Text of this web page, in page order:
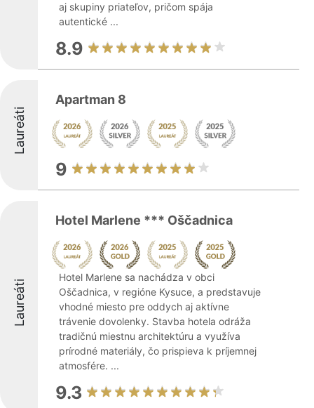
aj skupiny priateľov, pričom spája
autentické ...
8.9
Laureáti
Apartman 8
9
Laureáti
Hotel Marlene *** Oščadnica
Hotel Marlene sa nachádza v obci
Oščadnica, v regióne Kysuce, a predstavuje
vhodné miesto pre oddych aj aktívne
trávenie dovolenky. Stavba hotela odráža
tradičnú miestnu architektúru a využíva
prírodné materiály, čo prispieva k príjemnej
atmosfére. ...
9.3